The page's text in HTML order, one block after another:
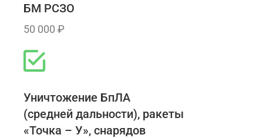
БМ РСЗО
50 000 ₽
Уничтожение БпЛА
(средней дальности), ракеты
«Точка – У», снарядов